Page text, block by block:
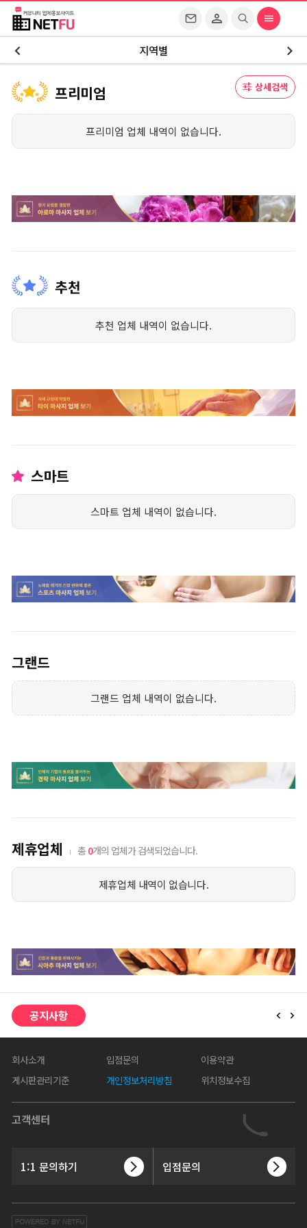
지역별
상세검색
프리미엄
프리미엄 업체 내역이 없습니다.
추천
추천 업체 내역이 없습니다.
스마트
스마트 업체 내역이 없습니다.
그랜드
그랜드 업체 내역이 없습니다.
제휴업체 총 0개의 업체가 검색되었습니다.
제휴업체 내역이 없습니다.
공지사항
회사소개 입점문의
이용약관
게시판관리기준
개인정보처리방침 위치정보수집
고객센터
1:1 문의하기 입점문의